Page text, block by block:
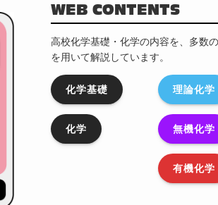
WEB CONTENTS
高校化学基礎・化学の内容を、多数
を用いて解説しています。
化学基礎
化学
理論化学
無機化学
有機化学